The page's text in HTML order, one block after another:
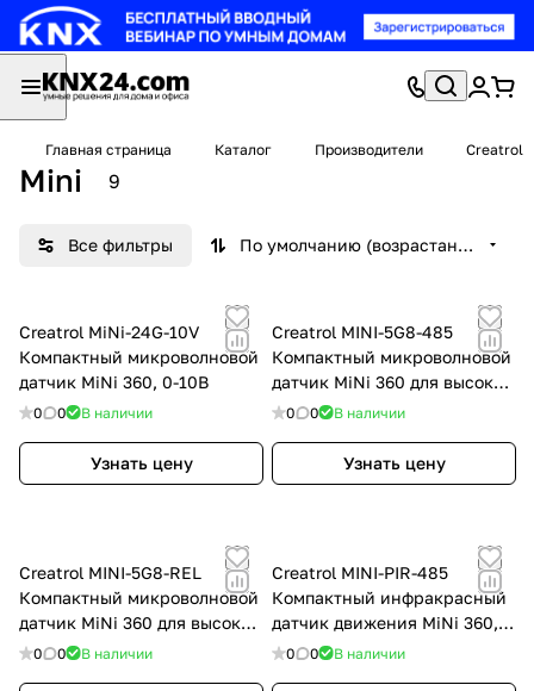
Главная страница Каталог Производители Creatrol
Mini 9
Все фильтры По умолчанию (возрастание)
Creatrol MiNi-24G-10V
Компактный микроволновой
датчик MiNi 360, 0-10В
0 0 В наличии
Узнать цену
Creatrol MINI-5G8-485
Компактный микроволновой
датчик MiNi 360 для высоких
потолков, RS485
0 0 В наличии
Узнать цену
Creatrol MINI-5G8-REL
Компактный микроволновой
датчик MiNi 360 для высоких
потолков, сухой контакт
0 0 В наличии
Creatrol MINI-PIR-485
Компактный инфракрасный
датчик движения MiNi 360,
RS485
0 0 В наличии